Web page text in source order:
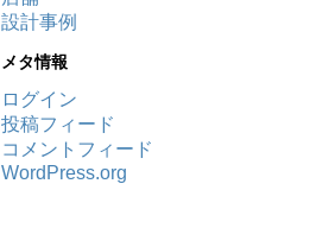
設計事例
メタ情報
ログイン
投稿フィード
コメントフィード
WordPress.org